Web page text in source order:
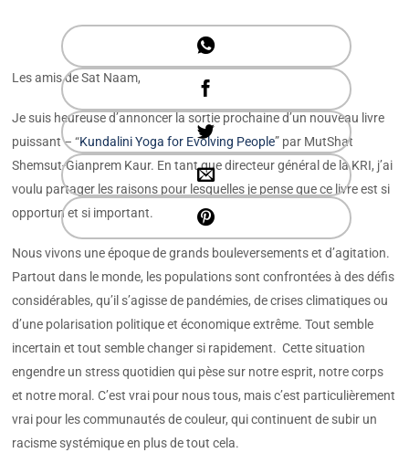
Les amis de Sat Naam,
Je suis heureuse d’annoncer la sortie prochaine d’un nouveau livre
puissant – “Kundalini Yoga for Evolving People” par MutShat
Shemsut-Gianprem Kaur. En tant que directeur général de la KRI, j’ai
voulu partager les raisons pour lesquelles je pense que ce livre est si
opportun et si important.
Nous vivons une époque de grands bouleversements et d’agitation.
Partout dans le monde, les populations sont confrontées à des défis
considérables, qu’il s’agisse de pandémies, de crises climatiques ou
d’une polarisation politique et économique extrême. Tout semble
incertain et tout semble changer si rapidement. Cette situation
engendre un stress quotidien qui pèse sur notre esprit, notre corps
et notre moral. C’est vrai pour nous tous, mais c’est particulièrement
vrai pour les communautés de couleur, qui continuent de subir un
racisme systémique en plus de tout cela.